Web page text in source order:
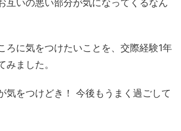
互いの悪い部分が気になってくるなん
ろに気をつけたいことを、交際経験1年
みました。